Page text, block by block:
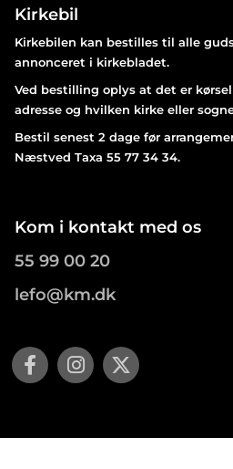
Kirkebil
Kirkebilen kan bestilles til alle
annonceret i kirkebladet.
Ved bestilling oplys at det er
adresse og hvilken kirke eller
Bestil senest 2 dage før
Næstved Taxa 55 77 34 34.
Kom i kontakt med os
55 99 00 20
lefo@km.dk